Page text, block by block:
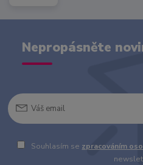
Nepropásněte
Souhlasím se zpracováním